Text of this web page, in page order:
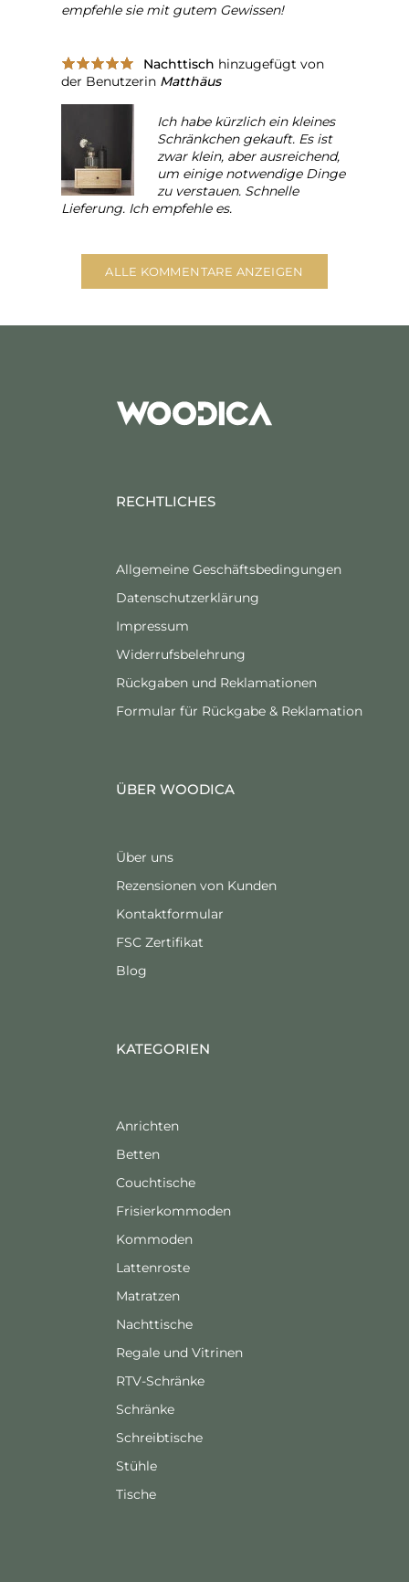
empfehle sie mit gutem Gewissen!
Nachttisch hinzugefügt von
der Benutzerin Matthäus
Ich habe kürzlich ein kleines
Schränkchen gekauft. Es ist
zwar klein, aber ausreichend,
um einige notwendige Dinge
zu verstauen. Schnelle
Lieferung. Ich empfehle es.
ALLE KOMMENTARE ANZEIGEN
RECHTLICHES
Allgemeine Geschäftsbedingungen
Datenschutzerklärung
Impressum
Widerrufsbelehrung
Rückgaben und Reklamationen
Formular für Rückgabe & Reklamation
ÜBER WOODICA
Über uns
Rezensionen von Kunden
Kontaktformular
FSC Zertifikat
Blog
KATEGORIEN
Anrichten
Betten
Couchtische
Frisierkommoden
Kommoden
Lattenroste
Matratzen
Nachttische
Regale und Vitrinen
RTV-Schränke
Schränke
Schreibtische
Stühle
Tische